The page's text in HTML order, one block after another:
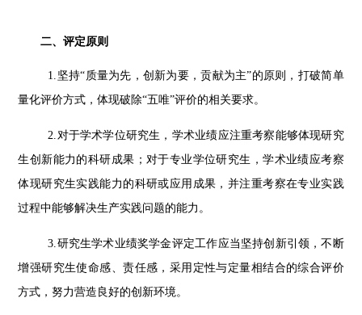
二、评定原则
1.坚持“质量为先，创新为要，贡献为主”的原则，打破简单
量化评价方式，体现破除“五唯”评价的相关要求。
2.对于学术学位研究生，学术业绩应注重考察能够体现研究
生创新能力的科研成果；对于专业学位研究生，学术业绩应考察
体现研究生实践能力的科研或应用成果，并注重考察在专业实践
过程中能够解决生产实践问题的能力。
3.研究生学术业绩奖学金评定工作应当坚持创新引领，不断
增强研究生使命感、责任感，采用定性与定量相结合的综合评价
方式，努力营造良好的创新环境。